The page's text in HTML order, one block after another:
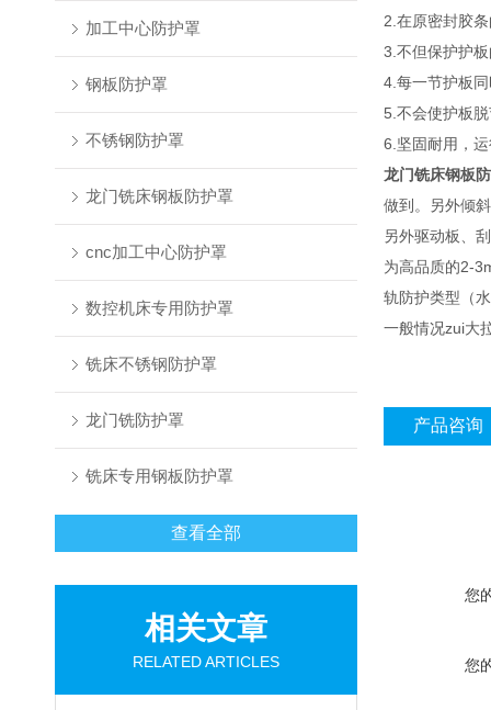
加工中心防护罩
钢板防护罩
不锈钢防护罩
龙门铣床钢板防护罩
cnc加工中心防护罩
数控机床专用防护罩
铣床不锈钢防护罩
龙门铣防护罩
铣床专用钢板防护罩
查看全部
相关文章
RELATED ARTICLES
2.在原密封胶
3.不但保护护
4.每一节护板
5.不会使护板
6.坚固耐用，
龙门铣床钢板
做到。另外倾
另外驱动板、
为高品质的2-
轨防护类型（
一般情况zui大
产品咨询
您
您